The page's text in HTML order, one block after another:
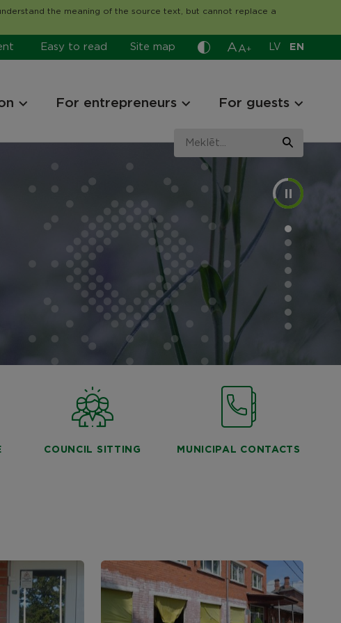
the meaning of the source text, but cannot replace a
Easy to read Site map A A+ LV EN
For entrepreneurs For guests
COUNCIL SITTING MUNICIPAL CONTACTS